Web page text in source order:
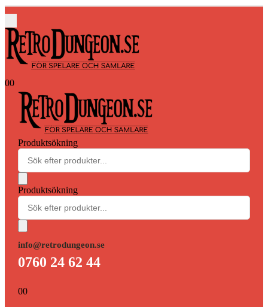
00
Produktsökning
Produktsökning
info@retrodungeon.se
0760 24 62 44
00